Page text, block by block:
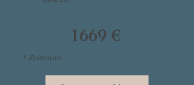
1669 €
| Zeitraum